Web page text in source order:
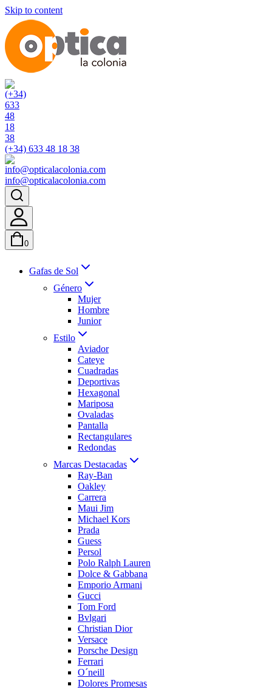
Skip to content
(+34) 633 48 18 38
info@opticalacolonia.com
0
Gafas de Sol
Género
Mujer
Hombre
Junior
Estilo
Aviador
Cateye
Cuadradas
Deportivas
Hexagonal
Mariposa
Ovaladas
Pantalla
Rectangulares
Redondas
Marcas Destacadas
Ray-Ban
Oakley
Carrera
Maui Jim
Michael Kors
Prada
Guess
Persol
Polo Ralph Lauren
Dolce & Gabbana
Emporio Armani
Gucci
Tom Ford
Bvlgari
Christian Dior
Versace
Porsche Design
Ferrari
O´neill
Dolores Promesas